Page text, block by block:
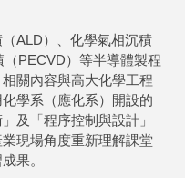
ALD）、化學氣相沉積
（PECVD）等半導體製程
關內容與高大化學工程
學系（應化系）開設的
及「程序控制與設計」
現場角度重新理解課堂
果。